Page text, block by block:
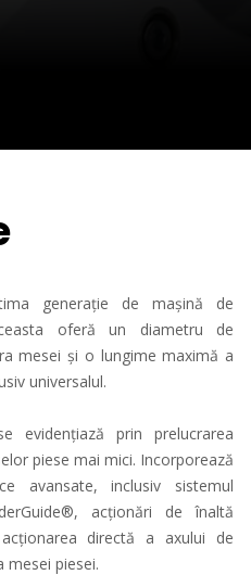
generație de mașină de
oferă un diametru de
mesei și o lungime maximă a
universalul.
evidențiază prin prelucrarea
piese mai mici. Incorporează
avansate, inclusiv sistemul
acționări de înaltă
directă a axului de
piesei.